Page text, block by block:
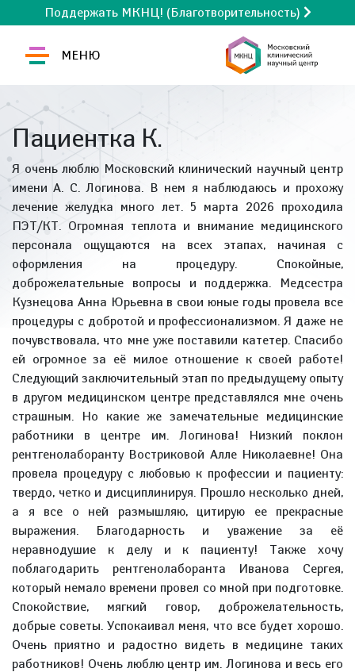
Поддержать МКНЦ! (Благотворительность)
МЕНЮ
Пациентка К.
Я очень люблю Московский клинический научный центр
имени А. С. Логинова. В нем я наблюдаюсь и прохожу
лечение желудка много лет. 5 марта 2026 проходила
ПЭТ/КТ. Огромная теплота и внимание медицинского
персонала ощущаются на всех этапах, начиная с
оформления на процедуру. Спокойные,
доброжелательные вопросы и поддержка. Медсестра
Кузнецова Анна Юрьевна в свои юные годы провела все
процедуры с добротой и профессионализмом. Я даже не
почувствовала, что мне уже поставили катетер. Спасибо
ей огромное за её милое отношение к своей работе!
Следующий заключительный этап по предыдущему опыту
в другом медицинском центре представлялся мне очень
страшным. Но какие же замечательные медицинские
работники в центре им. Логинова! Низкий поклон
рентгенолаборанту Востриковой Алле Николаевне! Она
провела процедуру с любовью к профессии и пациенту:
твердо, четко и дисциплинируя. Прошло несколько дней,
а я все о ней размышляю, цитирую ее прекрасные
выражения. Благодарность и уважение за её
неравнодушие к делу и к пациенту! Также хочу
поблагодарить рентгенолаборанта Иванова Сергея,
который немало времени провел со мной при подготовке.
Спокойствие, мягкий говор, доброжелательность,
добрые советы. Успокаивал меня, что все будет хорошо.
Очень приятно и радостно видеть в медицине таких
работников! Очень люблю центр им. Логинова и весь его